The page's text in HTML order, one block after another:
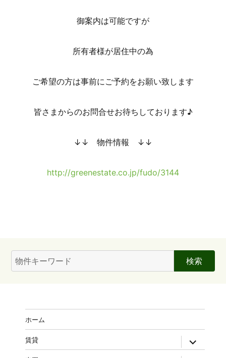
御案内は可能ですが
所有者様が居住中の為
ご希望の方は事前にご予約をお願い致します
皆さまからのお問合せお待ちしております♪
↓↓ 物件情報 ↓↓
http://greenestate.co.jp/fudo/3144
検
索:
ホーム
賃貸 expand
child
menu